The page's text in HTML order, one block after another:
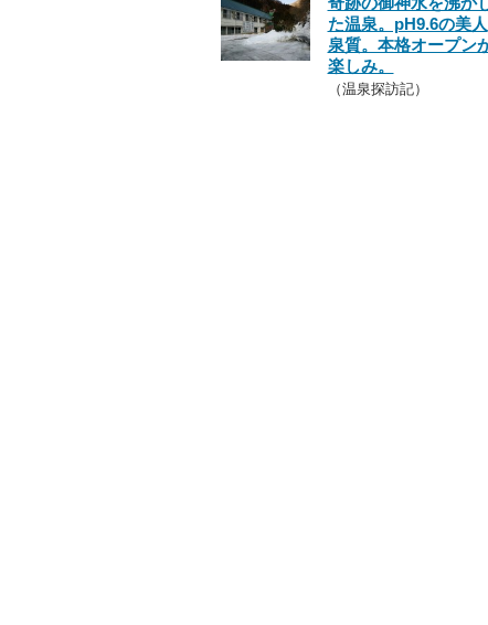
た温泉。pH9.6の美人
泉質。本格オープン
楽しみ。
（温泉探訪記）